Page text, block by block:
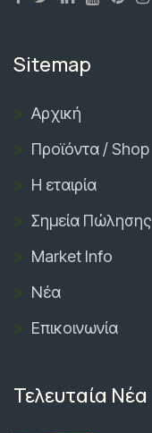
Sitemap
Αρχική
Προϊόντα / Shop
Η εταιρία
Σημεία Πώλησης
Market Info
Νέα
Επικοινωνία
Τελευταία Νέα